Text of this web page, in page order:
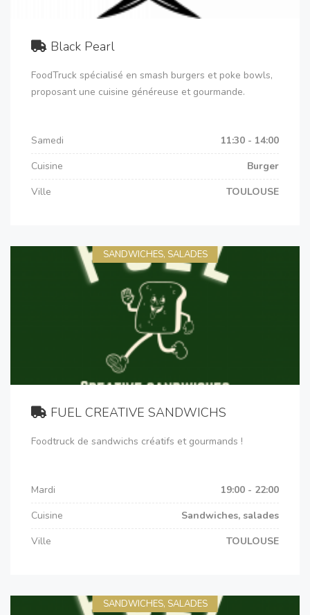
Black Pearl
FoodTruck spécialisé en smash burgers et poke bowls,
proposant une cuisine généreuse et gourmande.
Samedi
11:30 - 14:00
Cuisine
Burger
Ville
TOULOUSE
SANDWICHES, SALADES
FUEL CREATIVE SANDWICHS
Foodtruck de sandwichs créatifs et gourmands !
Mardi
19:00 - 22:00
Cuisine
Sandwiches, salades
Ville
TOULOUSE
SANDWICHES, SALADES